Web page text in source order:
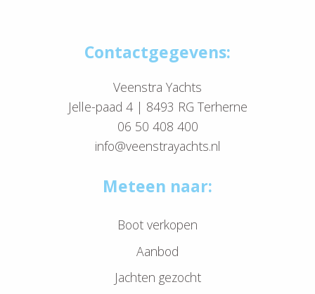
Contactgegevens:
Veenstra Yachts
Jelle-paad 4 | 8493 RG Terherne
06 50 408 400
info@veenstrayachts.nl
Meteen naar:
Boot verkopen
Aanbod
Jachten gezocht